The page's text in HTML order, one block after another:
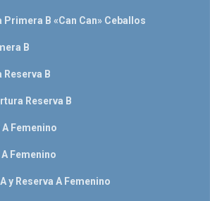
Primera B «Can Can» Ceballos
B
Reserva B
Reserva B
Femenino
Femenino
y Reserva A Femenino